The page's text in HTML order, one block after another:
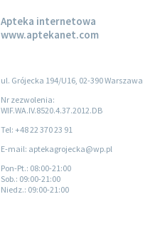
Apteka internetowa
www.aptekanet.com
ul. Grójecka 194/U16, 02-390 Warszawa
Nr zezwolenia:
WIF.WA.IV.8520.4.37.2012.DB
Tel: +48 22 370 23 91
E-mail: aptekagrojecka@wp.pl
Pon-Pt.: 08:00-21:00
Sob.: 09:00-21:00
Niedz.: 09:00-21:00